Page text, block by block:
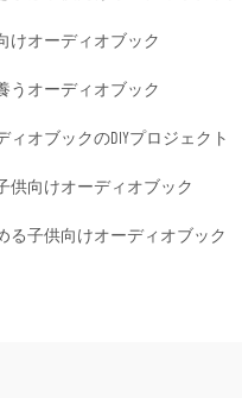
けオーディオブック
うオーディオブック
ィオブックのDIYプロジェクト
供向けオーディオブック
る子供向けオーディオブック